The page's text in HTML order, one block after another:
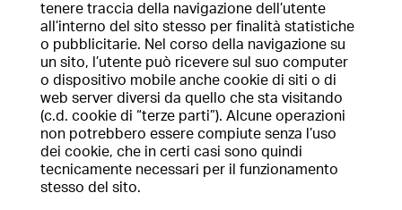
tenere traccia della navigazione dell’utente
all’interno del sito stesso per finalità statistiche
o pubblicitarie. Nel corso della navigazione su
un sito, l’utente può ricevere sul suo computer
o dispositivo mobile anche cookie di siti o di
web server diversi da quello che sta visitando
(c.d. cookie di “terze parti”). Alcune operazioni
non potrebbero essere compiute senza l’uso
dei cookie, che in certi casi sono quindi
tecnicamente necessari per il funzionamento
stesso del sito.